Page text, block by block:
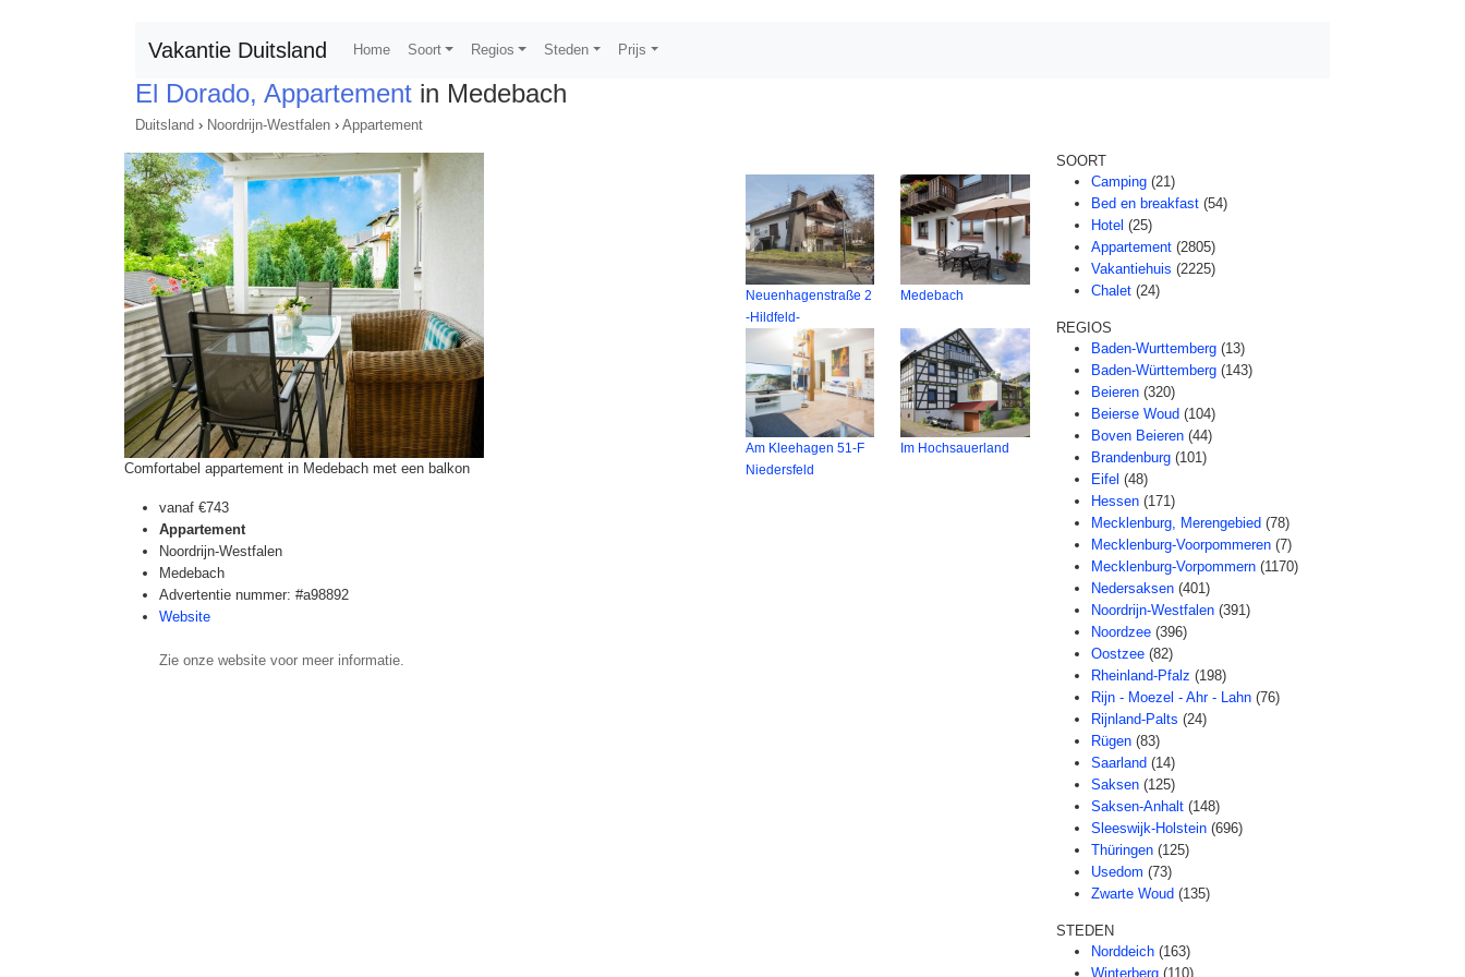
Vakantie Duitsland Home Soort Regios Steden Prijs
El Dorado, Appartement in Medebach
Duitsland › Noordrijn-Westfalen › Appartement
Comfortabel appartement in Medebach met een balkon
vanaf €743
Appartement
Noordrijn-Westfalen
Medebach
Advertentie nummer: #a98892
Website
Zie onze website voor meer informatie.
Neuenhagenstraße 2
-Hildfeld-
Medebach
Am Kleehagen 51-F
Niedersfeld
Im Hochsauerland
SOORT
Camping (21)
Bed en breakfast (54)
Hotel (25)
Appartement (2805)
Vakantiehuis (2225)
Chalet (24)
REGIOS
Baden-Wurttemberg (13)
Baden-Württemberg (143)
Beieren (320)
Beierse Woud (104)
Boven Beieren (44)
Brandenburg (101)
Eifel (48)
Hessen (171)
Mecklenburg, Merengebied (78)
Mecklenburg-Voorpommeren (7)
Mecklenburg-Vorpommern (1170)
Nedersaksen (401)
Noordrijn-Westfalen (391)
Noordzee (396)
Oostzee (82)
Rheinland-Pfalz (198)
Rijn - Moezel - Ahr - Lahn (76)
Rijnland-Palts (24)
Rügen (83)
Saarland (14)
Saksen (125)
Saksen-Anhalt (148)
Sleeswijk-Holstein (696)
Thüringen (125)
Usedom (73)
Zwarte Woud (135)
STEDEN
Norddeich (163)
Winterberg (110)